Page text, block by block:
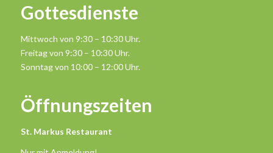
Gottesdienste
Mittwoch von 9:30 – 10:30 Uhr.
Freitag von 9:30 – 10:30 Uhr.
Sonntag von 10:00 – 12:00 Uhr.
Öffnungszeiten
St. Markus Restaurant